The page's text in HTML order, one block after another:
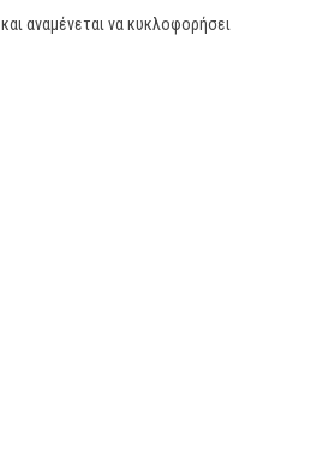
και αναμένεται να κυκλοφορήσει